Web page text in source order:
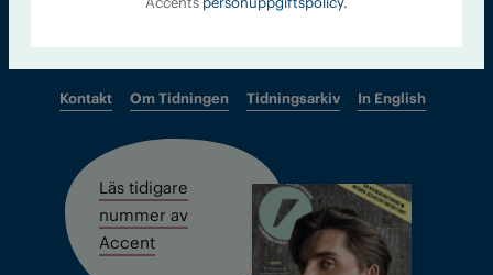
Kontakt Om Tidningen Tidningsarkiv In English
Läs tidigare
nummer av
Accent